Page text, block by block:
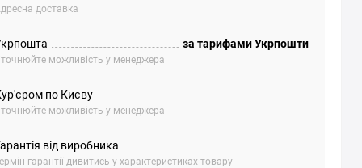
доставка
можливість у менеджера
за тарифами Укрпошти
по Києву
можливість у менеджера
від виробника
гарантії дивитись у характеристиках товару